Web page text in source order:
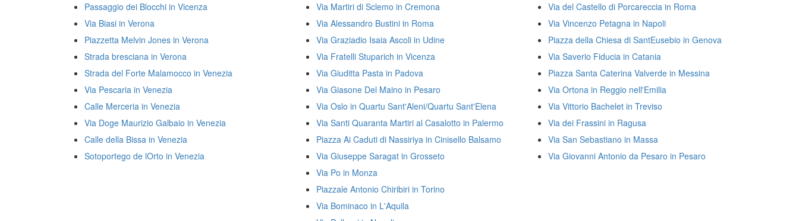
Passaggio dei Blocchi in Vicenza
Via Biasi in Verona
Piazzetta Melvin Jones in Verona
Strada bresciana in Verona
Strada del Forte Malamocco in Venezia
Via Pescaria in Venezia
Calle Merceria in Venezia
Via Doge Maurizio Galbaio in Venezia
Calle della Bissa in Venezia
Sotoportego de lOrto in Venezia
Via Martiri di Sclemo in Cremona
Via Alessandro Bustini in Roma
Via Graziadio Isaia Ascoli in Udine
Via Fratelli Stuparich in Vicenza
Via Giuditta Pasta in Padova
Via Giasone Del Maino in Pesaro
Via Oslo in Quartu Sant'Aleni/Quartu Sant'Elena
Via Santi Quaranta Martiri al Casalotto in Palermo
Piazza Ai Caduti di Nassiriya in Cinisello Balsamo
Via Giuseppe Saragat in Grosseto
Via Po in Monza
Piazzale Antonio Chiribiri in Torino
Via Bominaco in L'Aquila
Via del Castello di Porcareccia in Roma
Via Vincenzo Petagna in Napoli
Piazza della Chiesa di SantEusebio in Genova
Via Saverio Fiducia in Catania
Piazza Santa Caterina Valverde in Messina
Via Ortona in Reggio nell'Emilia
Via Vittorio Bachelet in Treviso
Via dei Frassini in Ragusa
Via San Sebastiano in Massa
Via Giovanni Antonio da Pesaro in Pesaro